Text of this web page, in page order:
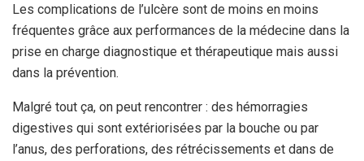
Les complications de l’ulcère sont de moins en moins
fréquentes grâce aux performances de la médecine dans la
prise en charge diagnostique et thérapeutique mais aussi
dans la prévention.
Malgré tout ça, on peut rencontrer : des hémorragies
digestives qui sont extériorisées par la bouche ou par
l’anus, des perforations, des rétrécissements et dans de